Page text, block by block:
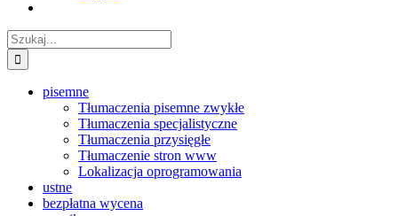
Szukaj
pisemne
Tłumaczenia pisemne zwykłe
Tłumaczenia specjalistyczne
Tłumaczenia przysięgłe
Tłumaczenie stron www
Lokalizacja oprogramowania
ustne
bezpłatna wycena